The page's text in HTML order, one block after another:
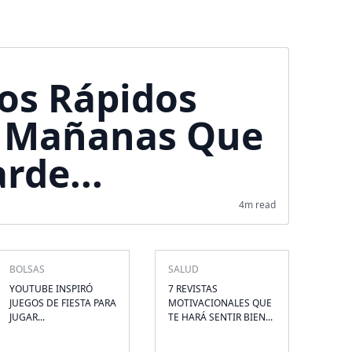
Rápidos
Que
4m read
BOLSAS
YOUTUBE INSPIRÓ
JUEGOS DE FIESTA PARA
JUGAR...
SALUD
7 REVISTAS
MOTIVACIONALES QUE
TE HARÁ SENTIR BIEN...